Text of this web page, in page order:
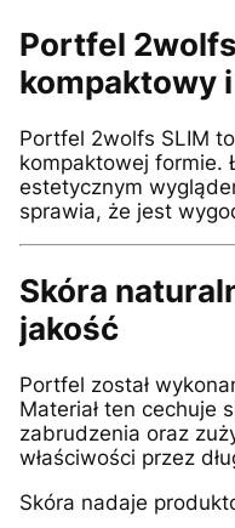
Portfel
kompaktowy
Portfel 2wolfs SLIM
kompaktowej formie.
estetycznym
sprawia, że jest
Skóra
jakość
Portfel został
Materiał ten cechuje
zabrudzenia oraz
właściwości przez
Skóra nadaje